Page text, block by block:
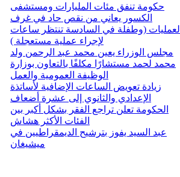
حكومة تنفق مئات المليارات ومستشفى
الكسور يعاني من نقص حاد في غرف
العمليات (وطفلة في السادسة تنتظر ساعات
لإجراء عملية مستعجلة )
مجلس الوزراء يعين محمد عبد الرحمن ولد
محمد لحمد مستشارًا مكلفًا بالتعاون بوزارة
الوظيفة العمومية والعمل
زيادة تعويض الساعات الإضافية لأساتذة
الإعدادي والثانوي إلى عشرة أضعاف
الحكومة تعلن تراجع الفقر بشكل أكبر بين
الفئات الأكثر هشاش
عبد السيد يفوز بترشيح الديمقراطيين في
ميشيغان